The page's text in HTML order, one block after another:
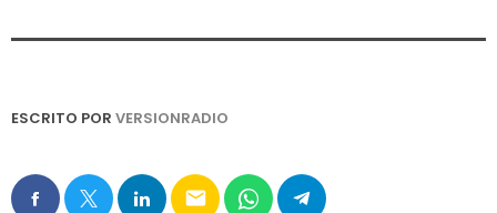
ESCRITO POR VERSIONRADIO
email